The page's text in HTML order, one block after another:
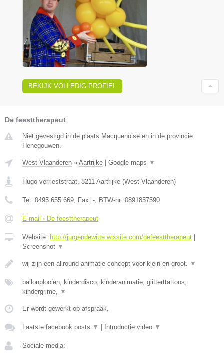
BEKIJK VOLLEDIG PROFIEL
De feesttherapeut
Niet gevestigd in de plaats Macquenoise en in de provincie
Henegouwen.
West-Vlaanderen » Aartrijke | Google maps ▼
Hugo verrieststraat 8211 Aartrijke (West-Vlaanderen)
Tel: 0495 655 669 , Fax: - , BTW-nr: 0891857590
E-mail › De feesttherapeut
Website: http://jurgendewitte.wixsite.com/defeesttherapeut |
Screenshot ▼
wij zijn een allround animatie concept voor klein en groot. ▼
ballonplooien, kinderdisco, kinderanimatie, glitterttattoos,
kindergrime,
▼
Er wordt gewerkt op afspraak.
Laatste facebook posts ▼ | Introductie video ▼
Sociale media: